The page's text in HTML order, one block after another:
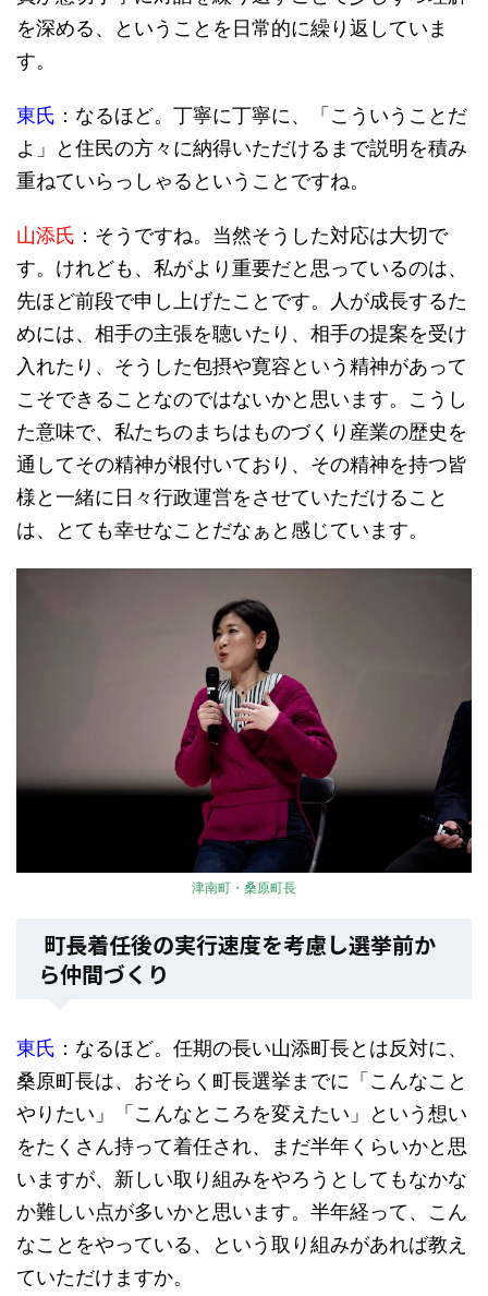
を深める、ということを日常的に繰り返していま
す。
東氏 ：なるほど。丁寧に丁寧に、「こういうことだ
よ」と住民の方々に納得いただけるまで説明を積み
重ねていらっしゃるということですね。
山添氏 ：そうですね。当然そうした対応は大切で
す。けれども、私がより重要だと思っているのは、
先ほど前段で申し上げたことです。人が成長するた
めには、相手の主張を聴いたり、相手の提案を受け
入れたり、そうした包摂や寛容という精神があって
こそできることなのではないかと思います。こうし
た意味で、私たちのまちはものづくり産業の歴史を
通してその精神が根付いており、その精神を持つ皆
様と一緒に日々行政運営をさせていただけること
は、とても幸せなことだなぁと感じています。
津南町・桑原町長
町長着任後の実行速度を考慮し選挙前か
ら仲間づくり
東氏 ：なるほど。任期の長い山添町長とは反対に、
桑原町長は、おそらく町長選挙までに「こんなこと
やりたい」「こんなところを変えたい」という想い
をたくさん持って着任され、まだ半年くらいかと思
いますが、新しい取り組みをやろうとしてもなかな
か難しい点が多いかと思います。半年経って、こん
なことをやっている、という取り組みがあれば教え
ていただけますか。